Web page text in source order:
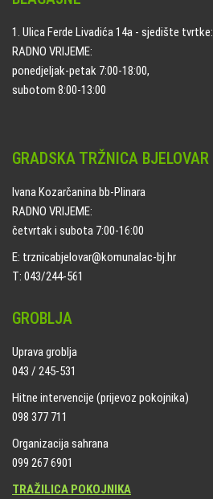
1. Ulica Ferde Livadića 14a - sjedište tvrtke:
RADNO VRIJEME:
ponedjeljak-petak 7:00-18:00,
subotom 8:00-13:00
GRADSKA TRŽNICA BJELOVAR
Ivana Kozarčanina bb-Plinara
RADNO VRIJEME:
četvrtak i subota 7:00-16:00
E: trznicabjelovar@komunalac-bj.hr
T: 043/244-561
GROBLJA
Uprava groblja
043 / 245-531
Hitne intervencije (prijevoz pokojnika)
098 377 711
Organizacija sahrana
099 267 6901
TRAŽILICA POKOJNIKA